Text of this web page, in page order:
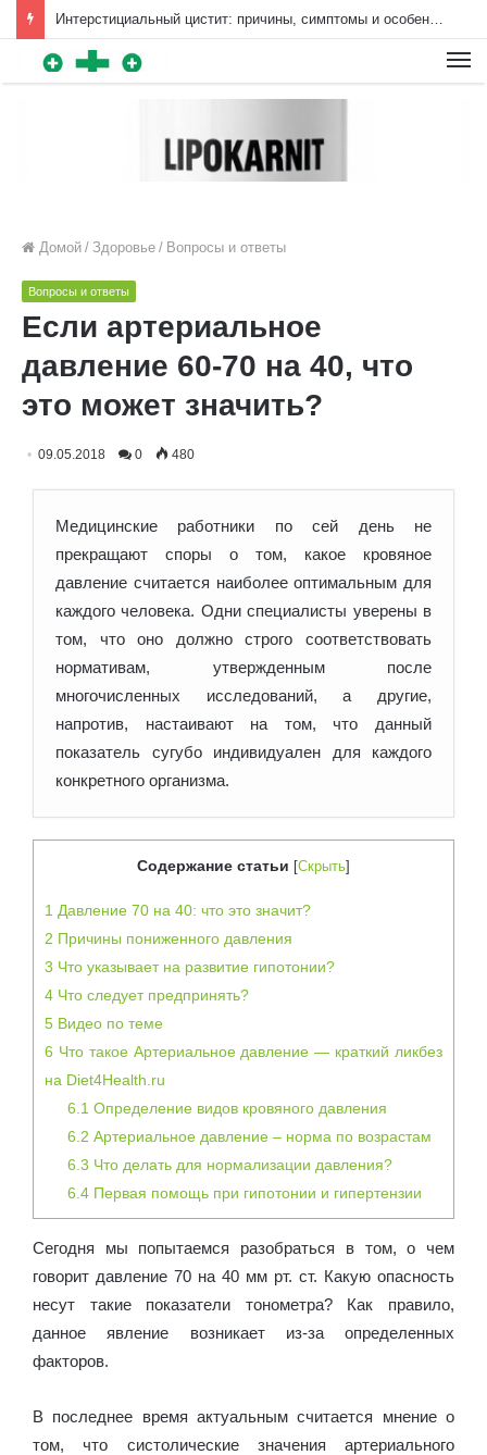
Интерстициальный цистит: причины, симптомы и особенности лечения | Diet4Health.ru
Домой / Здоровье / Вопросы и ответы
Вопросы и ответы
Если артериальное
давление 60-70 на 40, что
это может значить?
09.05.2018 0 480
Медицинские работники по сей день не
прекращают споры о том, какое кровяное
давление считается наиболее оптимальным для
каждого человека. Одни специалисты уверены в
том, что оно должно строго соответствовать
нормативам, утвержденным после
многочисленных исследований, а другие,
напротив, настаивают на том, что данный
показатель сугубо индивидуален для каждого
конкретного организма.
Содержание статьи [Скрыть]
1 Давление 70 на 40: что это значит?
2 Причины пониженного давления
3 Что указывает на развитие гипотонии?
4 Что следует предпринять?
5 Видео по теме
6 Что такое Артериальное давление — краткий ликбез
на Diet4Health.ru
6.1 Определение видов кровяного давления
6.2 Артериальное давление – норма по возрастам
6.3 Что делать для нормализации давления?
6.4 Первая помощь при гипотонии и гипертензии
Сегодня мы попытаемся разобраться в том, о чем
говорит давление 70 на 40 мм рт. ст. Какую опасность
несут такие показатели тонометра? Как правило,
данное явление возникает из-за определенных
факторов.
В последнее время актуальным считается мнение о
том, что систолические значения артериального
Для любых предложений по